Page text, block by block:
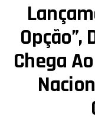
Opção”,
Chega